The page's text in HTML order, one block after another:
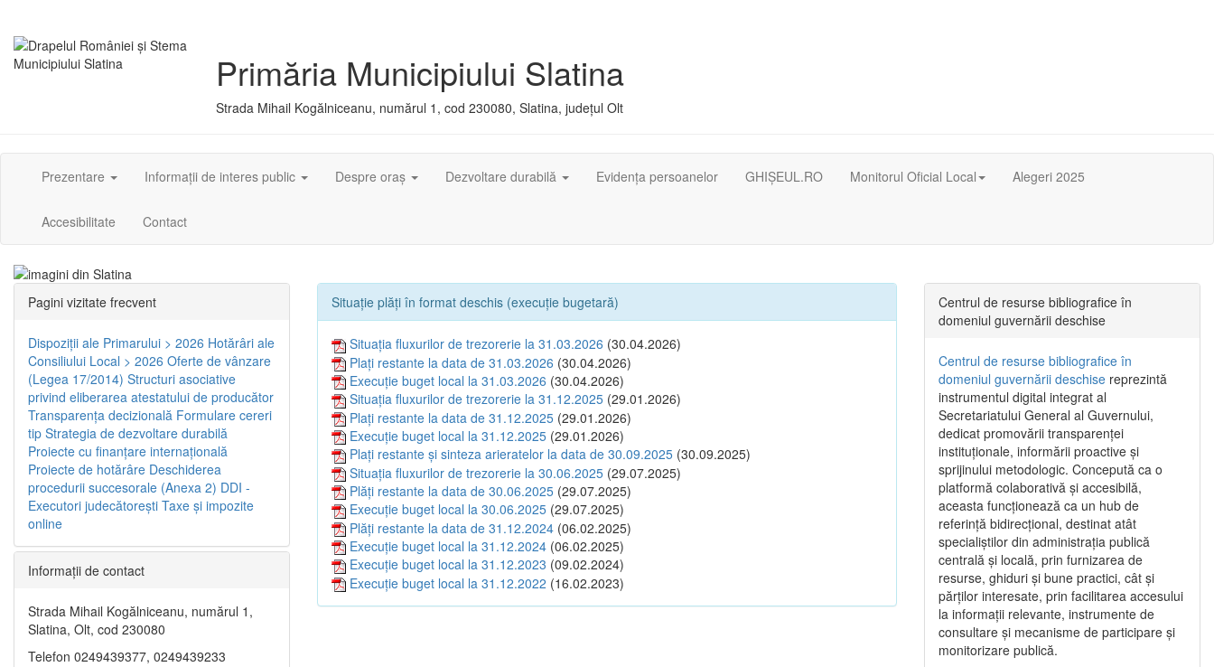
Primăria Municipiului Slatina
Strada Mihail Kogălniceanu, numărul 1, cod 230080, Slatina, județul Olt
Prezentare Informații de interes public Despre oraș Dezvoltare durabilă Evidența persoanelor GHIȘEUL.RO Monitorul Oficial Local Alegeri 2025
Accesibilitate Contact
Situație plăți în format deschis (execuție bugetară)
Situația fluxurilor de trezorerie la 31.03.2026 (30.04.2026)
Plați restante la data de 31.03.2026 (30.04.2026)
Execuție buget local la 31.03.2026 (30.04.2026)
Situația fluxurilor de trezorerie la 31.12.2025 (29.01.2026)
Plați restante la data de 31.12.2025 (29.01.2026)
Execuție buget local la 31.12.2025 (29.01.2026)
Plați restante și sinteza arieratelor la data de 30.09.2025 (30.09.2025)
Situația fluxurilor de trezorerie la 30.06.2025 (29.07.2025)
Plăți restante la data de 30.06.2025 (29.07.2025)
Execuție buget local la 30.06.2025 (29.07.2025)
Plăți restante la data de 31.12.2024 (06.02.2025)
Execuție buget local la 31.12.2024 (06.02.2025)
Execuție buget local la 31.12.2023 (09.02.2024)
Execuție buget local la 31.12.2022 (16.02.2023)
Pagini vizitate frecvent
Dispoziţii ale Primarului > 2026 Hotărâri ale
Consiliului Local > 2026 Oferte de vânzare
(Legea 17/2014) Structuri asociative
privind eliberarea atestatului de producător
Transparenţa decizională Formulare cereri
tip Strategia de dezvoltare durabilă
Proiecte cu finanţare internaţională
Proiecte de hotărâre Deschiderea
procedurii succesorale (Anexa 2) DDI -
Executori judecătorești Taxe şi impozite
online
Informaţii de contact
Strada Mihail Kogălniceanu, numărul 1,
Slatina, Olt, cod 230080
Telefon 0249439377, 0249439233
Centrul de resurse bibliografice în
domeniul guvernării deschise
Centrul de resurse bibliografice în
domeniul guvernării deschise reprezintă
instrumentul digital integrat al
Secretariatului General al Guvernului,
dedicat promovării transparenței
instituționale, informării proactive și
sprijinului metodologic. Concepută ca o
platformă colaborativă și accesibilă,
aceasta funcționează ca un hub de
referință bidirecțional, destinat atât
specialiștilor din administrația publică
centrală și locală, prin furnizarea de
resurse, ghiduri și bune practici, cât și
părților interesate, prin facilitarea accesului
la informații relevante, instrumente de
consultare și mecanisme de participare și
monitorizare publică.